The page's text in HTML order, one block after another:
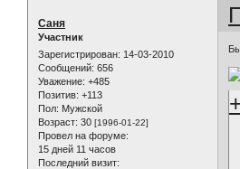
Саня
Участник
Зарегистрирован: 14-03-2010
Сообщений: 656
Уважение: +485
Позитив: +113
Пол: Мужской
Возраст: 30 [1996-01-22]
Провел на форуме:
15 дней 11 часов
Последний визит: